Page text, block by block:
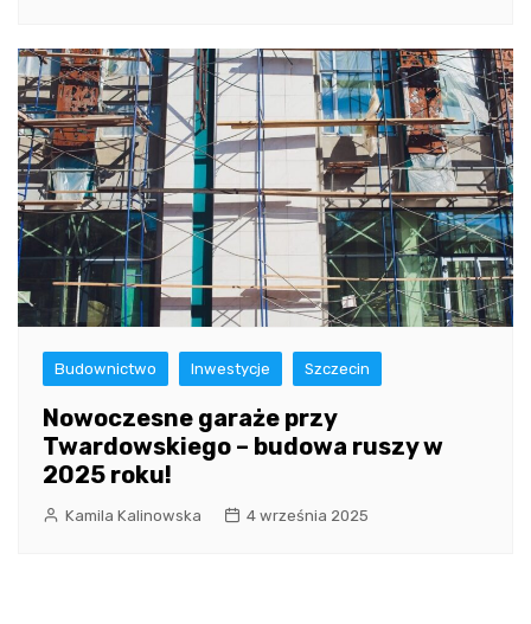
Budownictwo Inwestycje Szczecin
Nowoczesne garaże przy
Twardowskiego – budowa ruszy w
2025 roku!
Kamila Kalinowska 4 września 2025